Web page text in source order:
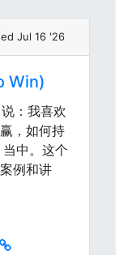
Jul 16 '26
Win)
：我喜欢
，如何持
中。这个
例和讲